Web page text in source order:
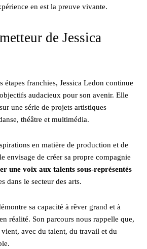
en est la preuve vivante.
de Jessica
étapes franchies, Jessica Ledon continue
audacieux pour son avenir. Elle
une série de projets artistiques
théâtre et multimédia.
en matière de production et de
envisage de créer sa propre compagnie
une voix aux talents sous-représentés
dans le secteur des arts.
sa capacité à rêver grand et à
réalité. Son parcours nous rappelle que,
avec du talent, du travail et du